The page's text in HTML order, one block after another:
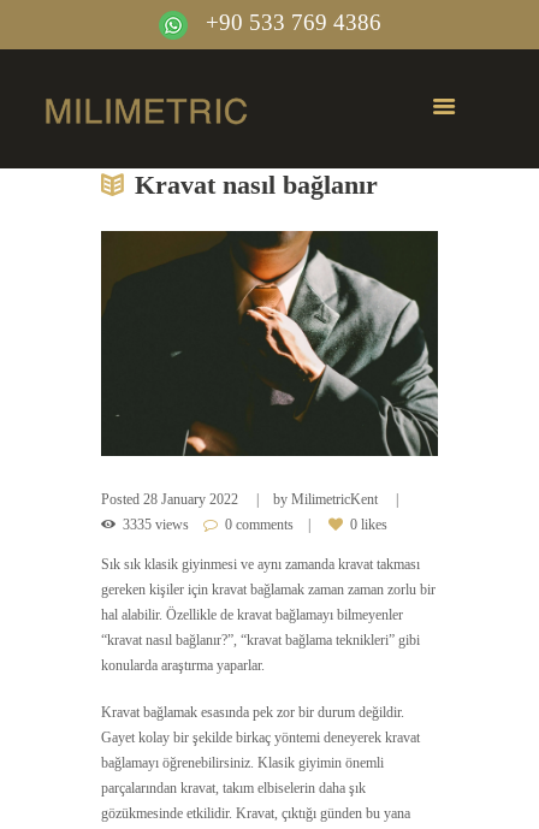
+90 533 769 4386
Kravat nasıl bağlanır
Posted 28 January 2022 by MilimetricKent
3335 views
0 comments 0 likes
Sık sık klasik giyinmesi ve aynı zamanda kravat takması
gereken kişiler için kravat bağlamak zaman zaman zorlu bir
hal alabilir. Özellikle de kravat bağlamayı bilmeyenler
“kravat nasıl bağlanır?”, “kravat bağlama teknikleri” gibi
konularda araştırma yaparlar.
Kravat bağlamak esasında pek zor bir durum değildir.
Gayet kolay bir şekilde birkaç yöntemi deneyerek kravat
bağlamayı öğrenebilirsiniz. Klasik giyimin önemli
parçalarından kravat, takım elbiselerin daha şık
gözükmesinde etkilidir. Kravat, çıktığı günden bu yana